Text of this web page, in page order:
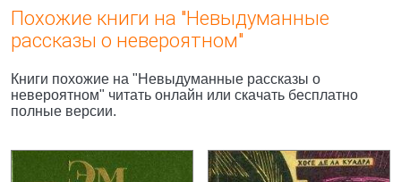
Похожие книги на "Невыдуманные
рассказы о невероятном"
Книги похожие на "Невыдуманные рассказы о
невероятном" читать онлайн или скачать бесплатно
полные версии.